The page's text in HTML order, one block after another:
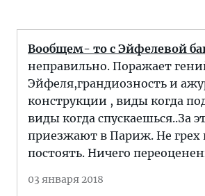
Вообщем- то с Эйфелевой
неправильно. Поражает
Эйфеля,грандиозность и
конструкции , виды когда
виды когда спускаешься..За
приезжают в Париж. Не грех
постоять. Ничего
03 января 2018